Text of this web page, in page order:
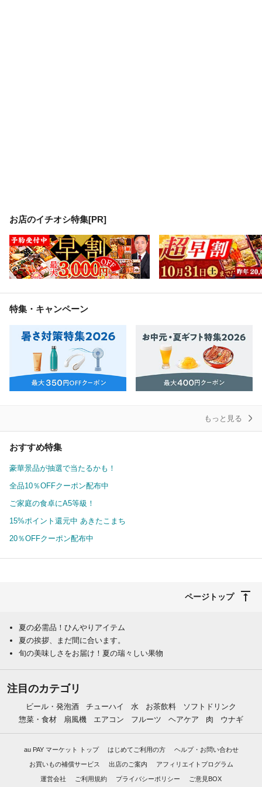
お店のイチオシ特集[PR]
特集・キャンペーン
もっと見る
おすすめ特集
豪華景品が抽選で当たるかも！
全品10％OFFクーポン配布中
ご家庭の食卓にA5等級！
15%ポイント還元中 あきたこまち
20％OFFクーポン配布中
ページトップ
夏の必需品！ひんやりアイテム
夏の挨拶、まだ間に合います。
旬の美味しさをお届け！夏の瑞々しい果物
注目のカテゴリ
ビール・発泡酒 チューハイ 水 お茶飲料
ソフトドリンク
惣菜・食材
扇風機 エアコン フルーツ ヘアケア 肉 ウナギ
au PAY マーケット トップ はじめてご利用の方 ヘルプ・お問い合わせ
お買いもの補償サービス 出店のご案内 アフィリエイトプログラム
運営会社 ご利用規約 プライバシーポリシー ご意見BOX